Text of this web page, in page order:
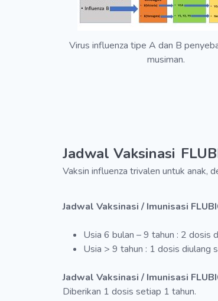
Virus influenza tipe A dan B
musiman.
Jadwal Vaksinasi
Vaksin influenza trivalen untuk anak,
Jadwal Vaksinasi / Imunisasi
Usia 6 bulan – 9 tahun : 2 dosis
Usia > 9 tahun : 1 dosis diulang
Jadwal Vaksinasi / Imunisasi
Diberikan 1 dosis setiap 1 tahun.